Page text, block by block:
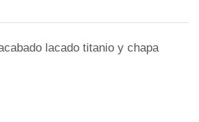
lacado titanio y chapa